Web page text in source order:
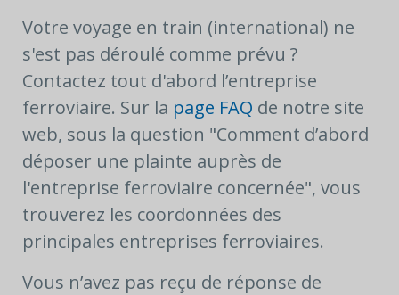
Votre voyage en train (international) ne
s'est pas déroulé comme prévu ?
Contactez tout d'abord l’entreprise
ferroviaire. Sur la page FAQ de notre site
web, sous la question "Comment d’abord
déposer une plainte auprès de
l'entreprise ferroviaire concernée", vous
trouverez les coordonnées des
principales entreprises ferroviaires.
Vous n’avez pas reçu de réponse de